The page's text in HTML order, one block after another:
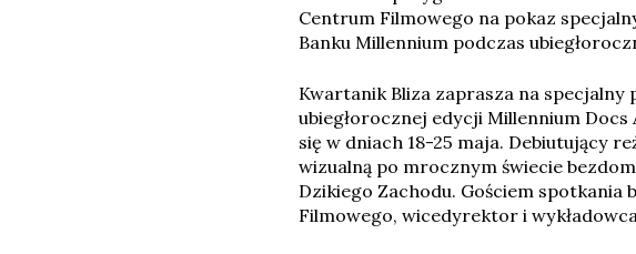
Centrum Filmowego na pokaz
Banku Millennium podczas
Kwartanik Bliza zaprasza na
ubiegłorocznej edycji Millennium
się w dniach 18-25 maja. Debiutujący
wizualną po mrocznym świecie
Dzikiego Zachodu. Gościem
Filmowego, wicedyrektor i